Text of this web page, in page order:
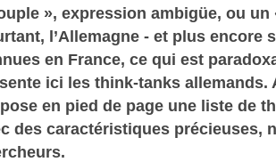
», expression ambigüe, ou un
l’Allemagne - et plus encore
en France, ce qui est
ici les think-tanks
en pied de page une liste de
des caractéristiques précieuses,